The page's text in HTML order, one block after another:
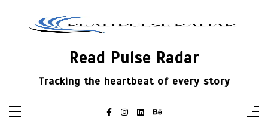
Read Pulse Radar
Tracking the heartbeat of every story